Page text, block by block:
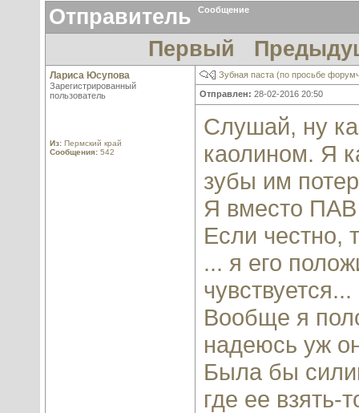
Отправитель Сообщение
Первый
Лариса Юсупова
Зарегистрированный
пользователь
Из: Пермский край
Сообщения: 542
Зубная паста (по просьбе
Отправлен: 28-02-2016 20:50
Слушай, ну
каолином. Я
зубы им
Я вместо
Если честно,
... я его
чувствуется...
Вообще я
надеюсь уж
Была бы
где ее взять-